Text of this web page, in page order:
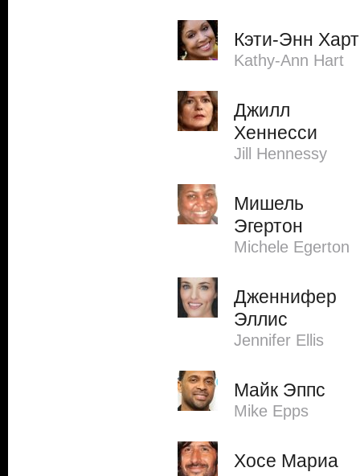
Кэти-Энн Харт
Kathy-Ann Hart
Джилл
Хеннесси
Jill Hennessy
Мишель
Эгертон
Michele Egerton
Дженнифер
Эллис
Jennifer Ellis
Майк Эппс
Mike Epps
Хосе Мариа